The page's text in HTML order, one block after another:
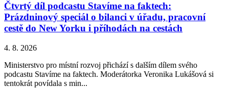
Čtvrtý díl podcastu Stavíme na faktech:
Prázdninový speciál o bilanci v úřadu, pracovní
cestě do New Yorku i příhodách na cestách
4. 8. 2026
Ministerstvo pro místní rozvoj přichází s dalším dílem svého
podcastu Stavíme na faktech. Moderátorka Veronika Lukášová si
tentokrát povídala s min...